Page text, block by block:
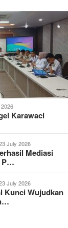
Karawaci
July 2026
Mediasi
P…
July 2026
Kunci Wujudkan